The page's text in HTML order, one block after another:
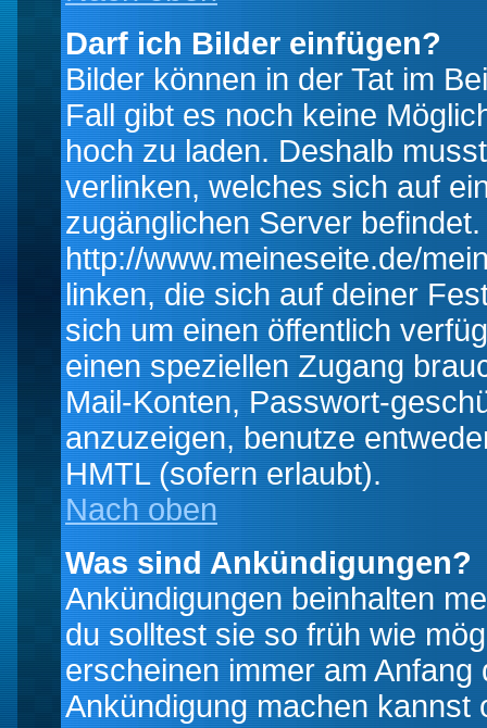
Darf ich Bilder einfügen?
Bilder können in der Tat im
Fall gibt es noch keine
hoch zu laden. Deshalb
verlinken, welches sich auf
zugänglichen Server
http://www.meineseite.de/
linken, die sich auf deiner
sich um einen öffentlich
einen speziellen Zugang
Mail-Konten, Passwort-
anzuzeigen, benutze
HMTL (sofern erlaubt).
Nach oben
Was sind Ankündigungen?
Ankündigungen beinhalten
du solltest sie so früh wie
erscheinen immer am
Ankündigung machen kannst